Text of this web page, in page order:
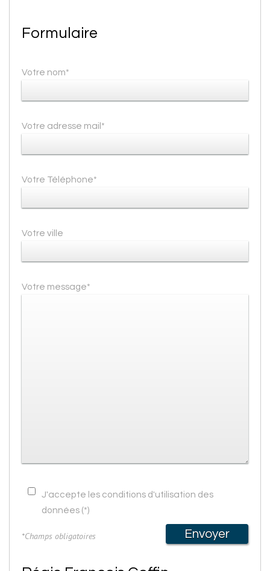
Formulaire
Votre nom*
Votre adresse mail*
Votre Téléphone*
Votre ville
Votre message*
J'accepte les conditions d'utilisation des
données (*)
Envoyer
*Champs obligatoires